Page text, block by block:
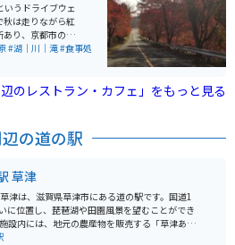
うドライブウェ
秋は走りながら紅
あり、京都市の街
の走行が見れま
れる場所でもある
出来ます。
#湖｜川｜滝#食事処
辺のレストラン・カフェ」をもっと見る
の道の駅
草津
津は、滋賀県草津市にある道の駅です。国道1
に位置し、琵琶湖や田園風景を望むことができ
や、近江牛や琵琶湖の幸など地元グルメが堪能